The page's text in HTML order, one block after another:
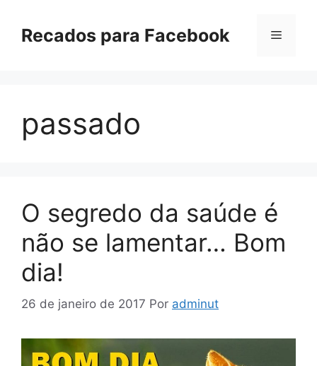
paraRecados para Facebook Menu
passado
O segredo da saúde é
não se lamentar… Bom
dia!
26 de janeiro de 2017 Por adminut